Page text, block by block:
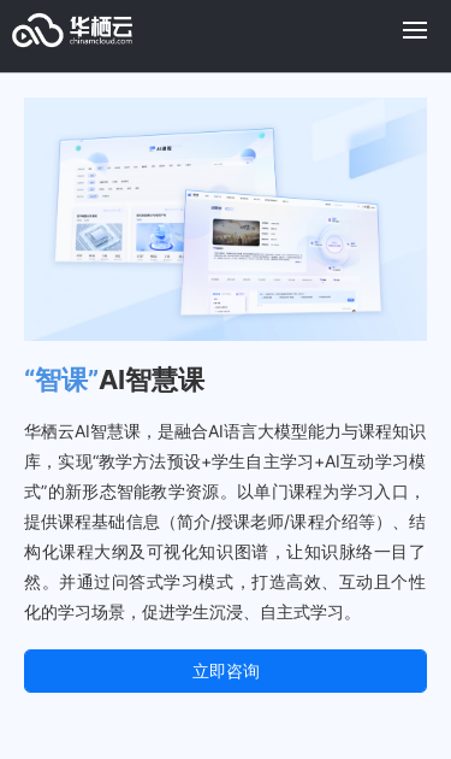
“智课”AI智慧课
华栖云AI智慧课，是融合AI语言大模型能力与课程知识
库，实现“教学方法预设+学生自主学习+AI互动学习模
式”的新形态智能教学资源。以单门课程为学习入口，
提供课程基础信息（简介/授课老师/课程介绍等）、结
构化课程大纲及可视化知识图谱，让知识脉络一目了
然。并通过问答式学习模式，打造高效、互动且个性
化的学习场景，促进学生沉浸、自主式学习。
立即咨询